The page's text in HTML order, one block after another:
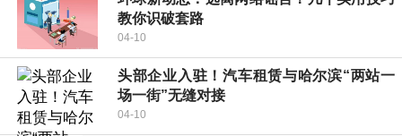
教你识破套路
04-10
头部企业入驻！汽车租赁与哈尔滨“两站一
场一街”无缝对接
04-10